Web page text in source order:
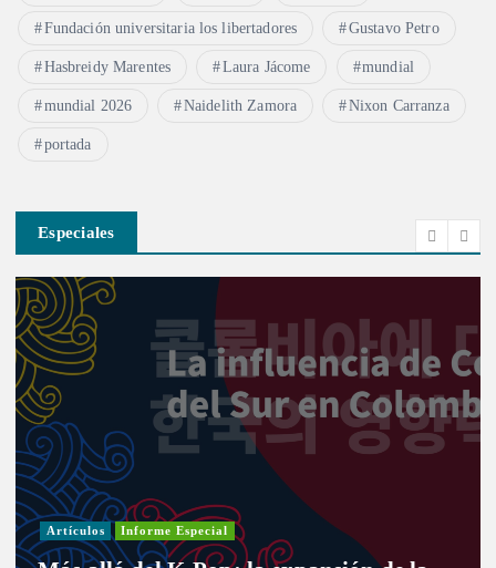
Fundación universitaria los libertadores Gustavo Petro
Hasbreidy Marentes Laura Jácome mundial
mundial 2026 Naidelith Zamora Nixon Carranza
portada
Especiales
Artículos Informe Especial